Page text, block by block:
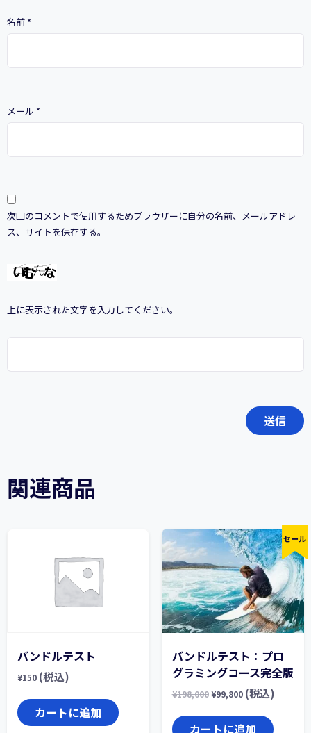
名前 *
メール *
次回のコメントで使用するためブラウザーに自分の名前、メールアドレ
ス、サイトを保存する。
上に表示された文字を入力してください。
関連商品
バンドルテスト
¥150 (税込)
カートに追加
セール
バンドルテスト：プロ
グラミングコース完全版
¥198,000 ¥99,800 (税込)
カートに追加